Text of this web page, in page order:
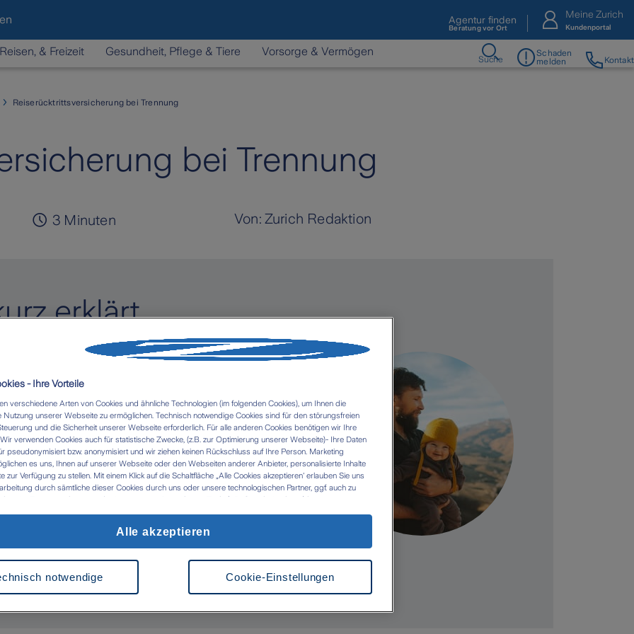
Agentur finden
Beratung vor Ort
Meine Zurich
Kundenportal
& Freizeit Gesundheit, Pflege & Tiere Vorsorge & Vermögen
Suche
Schaden
melden
Kontakt
Reiserücktrittsversicherung bei Trennung
bei Trennung
3 Minuten Von: Zurich Redaktion
erklärt
bei einer Vielzahl unvorhersehbarer
Krankheit, Unfälle, Todesfälle,
oder Arbeitsplatzverlust.
ist eine Trennung von Ihrem Partner oder
vorhersehbar war, jedoch kein
aus: Die Reiserücktrittsversicherung
nach der Reisebuchung eingereicht
- Ihre Vorteile
verschiedene Arten von Cookies und ähnliche Technologien (im folgenden Cookies), um Ihnen die
Nutzung unserer Webseite zu ermöglichen. Technisch notwendige Cookies sind für den störungsfreien
und die Sicherheit unserer Webseite erforderlich. Für alle anderen Cookies benötigen wir Ihre
verwenden Cookies auch für statistische Zwecke, (z.B. zur Optimierung unserer Webseite)- Ihre Daten
pseudonymisiert bzw. anonymisiert und wir ziehen keinen Rückschluss auf Ihre Person. Marketing
es uns, Ihnen auf unserer Webseite oder den Webseiten anderer Anbieter, personalisierte Inhalte
zur Verfügung zu stellen. Mit einem Klick auf die Schaltfläche „Alle Cookies akzeptieren' erlauben Sie uns
durch sämtliche dieser Cookies durch uns oder unsere technologischen Partner, ggf. auch zu
Im Zusammenhang mit der Nutzung von Drittanbieter-Tools (z.B. Google Analytics) kann es zu einer
werden können- Ihre Einwilligung können Sie jederzeit über die Cookie Einstellungen mit Wirkung für die
Weitere Informationen zu Cookies und der Widerrufsmöglichkeit finden Sie unter den folgenden Links
Impressum
Cookie-Einstellungen
notwendige
Alle akzeptieren